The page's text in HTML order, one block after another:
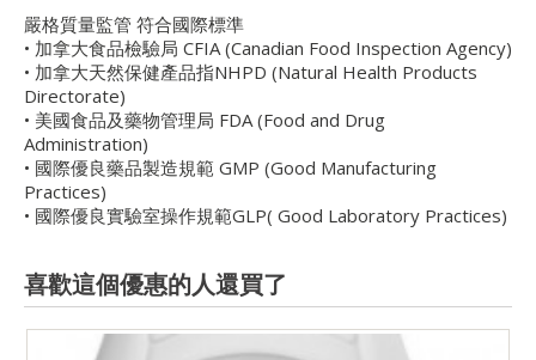
嚴格質量監管 符合國際標準
• 加拿大食品檢驗局 CFIA (Canadian Food Inspection Agency)
• 加拿大天然保健產品指NHPD (Natural Health Products
Directorate)
• 美國食品及藥物管理局 FDA (Food and Drug
Administration)
• 國際優良藥品製造規範 GMP (Good Manufacturing
Practices)
• 國際優良實驗室操作規範GLP( Good Laboratory Practices)
喜歡這個優惠的人還買了